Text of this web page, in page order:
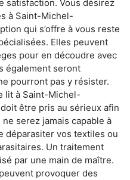
satisfaction. Vous désirez
à Saint-Michel-
qui s’offre à vous reste
Elles peuvent
pour en découdre avec
également seront
pourront pas y résister.
lit à Saint-Michel-
être pris au sérieux afin
serez jamais capable à
déparasiter vos textiles ou
Un traitement
par une main de maître.
provoquer des